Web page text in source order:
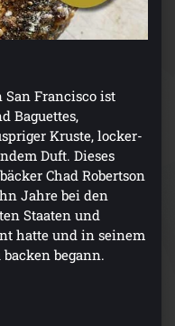
San Francisco ist
Baguettes,
Kruste, locker-
Duft. Dieses
Chad Robertson
Jahre bei den
Staaten und
hatte und in seinem
begann.